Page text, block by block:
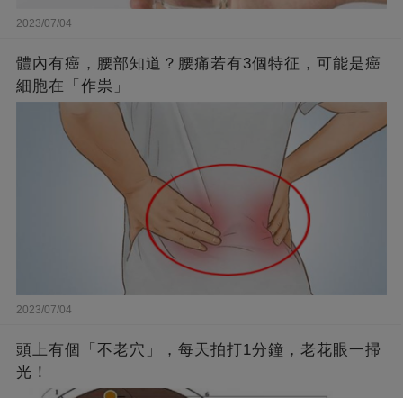
2023/07/04
體內有癌，腰部知道？腰痛若有3個特征，可能是癌
細胞在「作祟」
2023/07/04
頭上有個「不老穴」，每天拍打1分鐘，老花眼一掃
光！